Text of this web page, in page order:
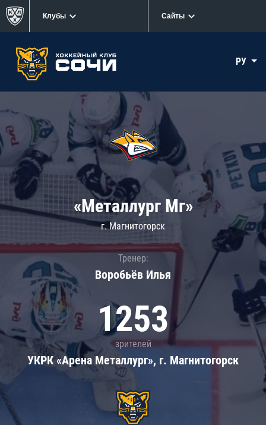
Клубы Сайты
РУ
«Металлург Мг»
г. Магнитогорск
Тренер:
Воробьёв Илья
1253
зрителей
УКРК «Арена Металлург», г. Магнитогорск